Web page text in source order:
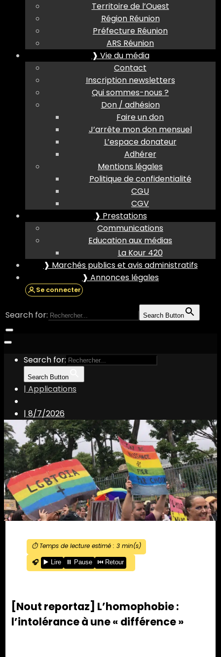
Territoire de l’Ouest
Région Réunion
Préfecture Réunion
ARS Réunion
❱ Vie du média
Contact
Inscription newsletters
Qui sommes-nous ?
Don / adhésion
Faire un don
J’arrête mon don mensuel
L’espace donateur
Adhérer
Mentions légales
Politique de confidentialité
CGU
CGV
❱ Prestations
Communications
Education aux médias
La Kour 420
❱ Marchés publics et avis administratifs
❱ Annonces légales
Se connecter
Search for: Search Button
Search for:
Search Button
| Applications
| 8/7/2026
⏱️ Temps de lecture estimé : 3min(s)
🎧
▶️ Lire ⏸️ Pause ⏮️ Retour
[Nout reportaz] L’homophobie :
l’intolérance à une « différence »